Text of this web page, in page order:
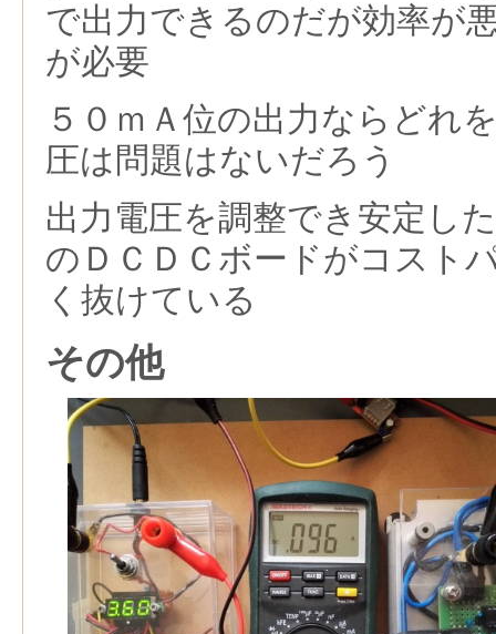
で出力できるのだが効率が
が必要
５０ｍＡ位の出力ならどれ
圧は問題はないだろう
出力電圧を調整でき安定し
のＤＣＤＣボードがコスト
く抜けている
その他